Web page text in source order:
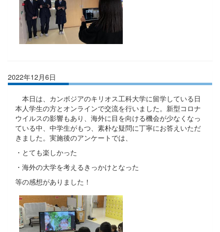
2022年12月6日
本日は、カンボジアのキリオス工科大学に留学している日
本人学生の方とオンラインで交流を行いました。新型コロナ
ウイルスの影響もあり、海外に目を向ける機会が少なくなっ
ている中、中学生がもつ、素朴な疑問に丁寧にお答えいただ
きました。実施後のアンケートでは、
・とても楽しかった
・海外の大学を考えるきっかけとなった
等の感想がありました！